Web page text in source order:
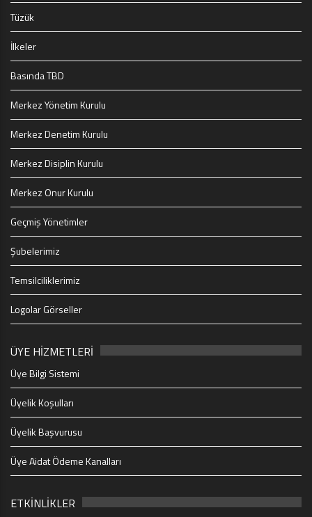
Tüzük
İlkeler
Basında TBD
Merkez Yönetim Kurulu
Merkez Denetim Kurulu
Merkez Disiplin Kurulu
Merkez Onur Kurulu
Geçmiş Yönetimler
Şubelerimiz
Temsilciliklerimiz
Logolar Görseller
ÜYE HİZMETLERİ
Üye Bilgi Sistemi
Üyelik Koşulları
Üyelik Başvurusu
Üye Aidat Ödeme Kanalları
ETKİNLİKLER